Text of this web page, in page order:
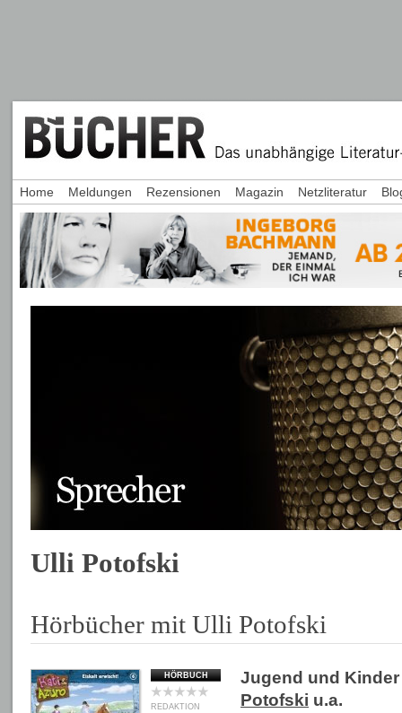
Ulli Potofski
Hörbücher mit Ulli Potofski
HÖRBUCH
REDAKTION
Jugend und Kinder
Potofski u.a.
Home Meldungen Rezensionen Magazin Netzliteratur